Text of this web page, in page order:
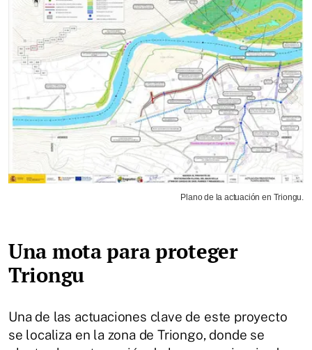
Plano de la actuación en Triongu.
Una mota para proteger
Triongu
Una de las actuaciones clave de este proyecto
se localiza en la zona de Triongo, donde se